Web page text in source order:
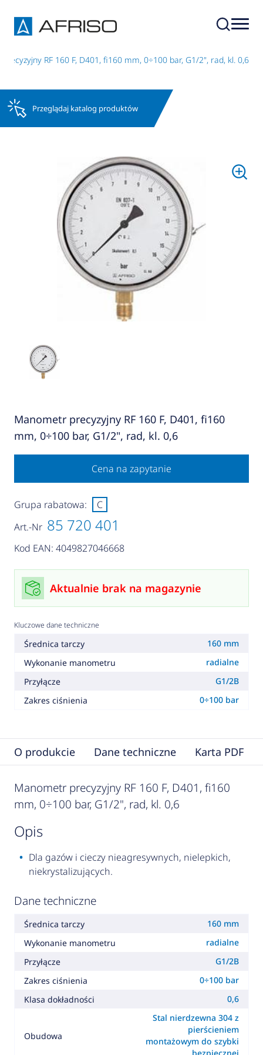
RF 160 F, D401, fi160 mm, 0÷100 bar, G1/2", rad, kl. 0,6
Przeglądaj katalog produktów
Manometr precyzyjny RF 160 F, D401, fi160
mm, 0÷100 bar, G1/2", rad, kl. 0,6
Cena na zapytanie
Art.-Nr 85 720 401
Kod EAN: 4049827046668
Grupa rabatowa: C
Aktualnie brak na magazynie
Kluczowe dane techniczne
Średnica tarczy
160 mm
Wykonanie manometru
radialne
Przyłącze
G1/2B
Zakres ciśnienia
0÷100 bar
O produkcie Dane techniczne Karta PDF
Manometr precyzyjny RF 160 F, D401, fi160
mm, 0÷100 bar, G1/2", rad, kl. 0,6
opis
Dla gazów i cieczy nieagresywnych, nielepkich,
niekrystalizujących.
Dane techniczne
Średnica tarczy
160 mm
Wykonanie manometru
radialne
Przyłącze
G1/2B
Zakres ciśnienia
0÷100 bar
Klasa dokładności
0,6
Obudowa
Stal nierdzewna 304 z
pierścieniem
montażowym do szybki